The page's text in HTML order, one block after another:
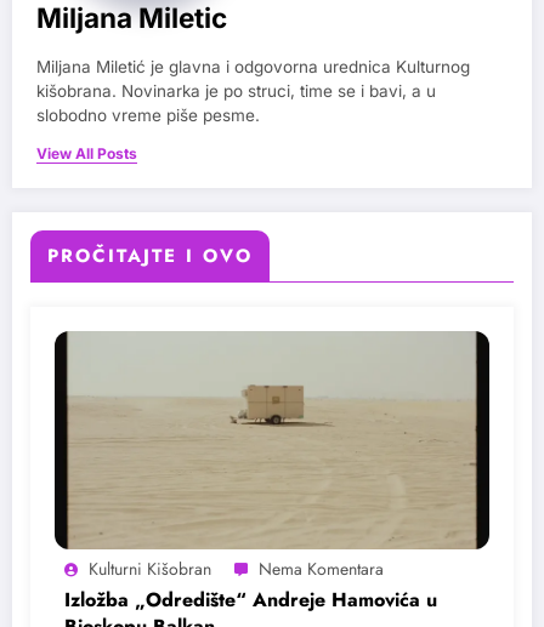
Miljana Miletic
Miljana Miletić je glavna i odgovorna urednica Kulturnog
kišobrana. Novinarka je po struci, time se i bavi, a u
slobodno vreme piše pesme.
View All Posts
PROČITAJTE I OVO
Kulturni Kišobran
Izložba „Odredište“ Andreje Hamovića u